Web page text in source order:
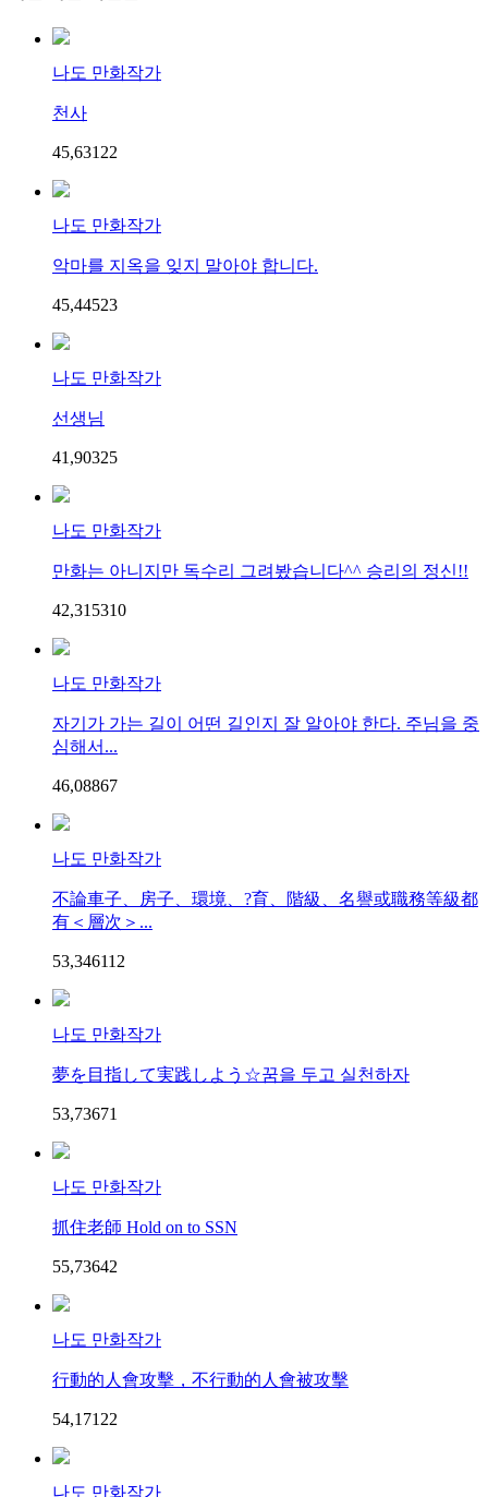
나도 만화작가
천사
45,631 22
나도 만화작가
악마를 지옥을 잊지 말아야 합니다.
45,44523
나도 만화작가
선생님
41,90325
나도 만화작가
만화는 아니지만 독수리 그려봤습니다^^ 승리의 정신!!
42,315310
나도 만화작가
자기가 가는 길이 어떤 길인지 잘 알아야 한다. 주님을 중
심해서...
46,08867
나도 만화작가
不論車子、房子、環境、?育、階級、名譽或職務等級都
有＜層次＞...
53,34611 2
나도 만화작가
夢を目指して実践しよう☆꿈을 두고 실천하자
53,73671
나도 만화작가
抓住老師 Hold on to SSN
55,73642
나도 만화작가
行動的人會攻擊，不行動的人會被攻擊
54,171 22
나도 만화작가